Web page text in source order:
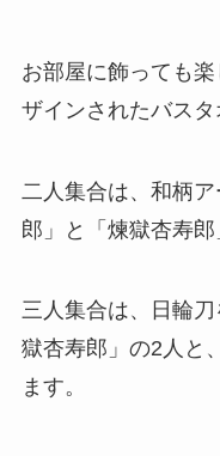
お部屋に飾っても
ザインされたバスタ
二人集合は、和柄
郎」と「煉獄杏寿郎
三人集合は、日輪
獄杏寿郎」の2人と
ます。